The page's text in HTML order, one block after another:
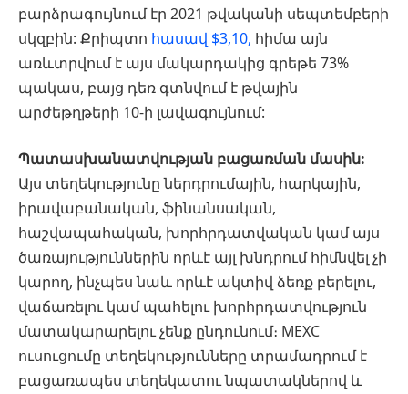
բարձրագույնում էր 2021 թվականի սեպտեմբերի
սկզբին: Քրիպտո հասավ $3,10, հիմա այն
առևտրվում է այս մակարդակից գրեթե 73%
պակաս, բայց դեռ գտնվում է թվային
արժեթղթերի 10-ի լավագույնում:
Պատասխանատվության բացառման մասին:
Այս տեղեկությունը ներդրումային, հարկային,
իրավաբանական, ֆինանսական,
հաշվապահական, խորհրդատվական կամ այս
ծառայություններին որևէ այլ խնդրում հիմնվել չի
կարող, ինչպես նաև որևէ ակտիվ ձեռք բերելու,
վաճառելու կամ պահելու խորհրդատվություն
մատակարարելու չենք ընդունում։ MEXC
ուսուցումը տեղեկությունները տրամադրում է
բացառապես տեղեկատու նպատակներով և